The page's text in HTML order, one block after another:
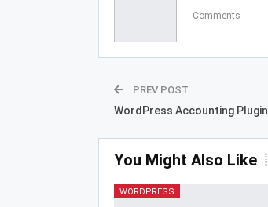
Comments
PREV POST
WordPress Accounting Plugin
You Might Also Like
WORDPRESS